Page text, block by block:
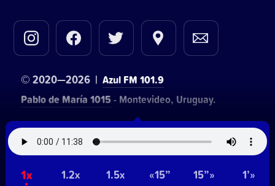
1x 1.2x 1.5x «15” 15”» 1’»
© 2020—2026 | Azul FM 101.9
Pablo de María 1015- Montevideo, Uruguay.
Contacto comercial:Walter Lapachian• Hosting:
NetUy
Privacidad~Términos y condiciones